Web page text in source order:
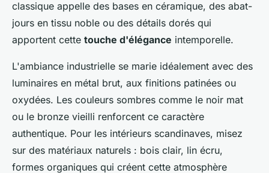
classique appelle des bases en céramique, des abat-
jours en tissu noble ou des détails dorés qui
apportent cette touche d'élégance intemporelle.
L'ambiance industrielle se marie idéalement avec des
luminaires en métal brut, aux finitions patinées ou
oxydées. Les couleurs sombres comme le noir mat
ou le bronze vieilli renforcent ce caractère
authentique. Pour les intérieurs scandinaves, misez
sur des matériaux naturels : bois clair, lin écru,
formes organiques qui créent cette atmosphère